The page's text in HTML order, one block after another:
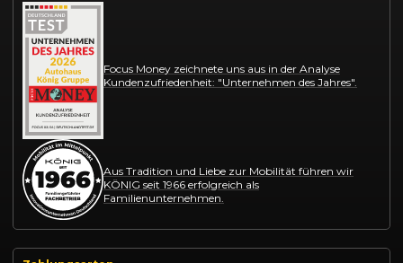
Focus Money zeichnete uns aus in der Analyse
Kundenzufriedenheit: "Unternehmen des Jahres".
Aus Tradition und Liebe zur Mobilität führen wir
KÖNIG seit 1966 erfolgreich als
Familienunternehmen.